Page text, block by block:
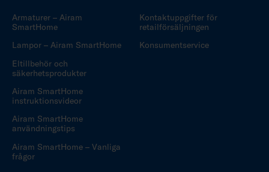
Armaturer – Airam
SmartHome
Lampor – Airam SmartHome
Eltillbehör och
säkerhetsprodukter
Airam SmartHome
instruktionsvideor
Airam SmartHome
användningstips
Airam SmartHome – Vanliga
frågor
Kontaktuppgifter för
retailförsäljningen
Konsumentservice